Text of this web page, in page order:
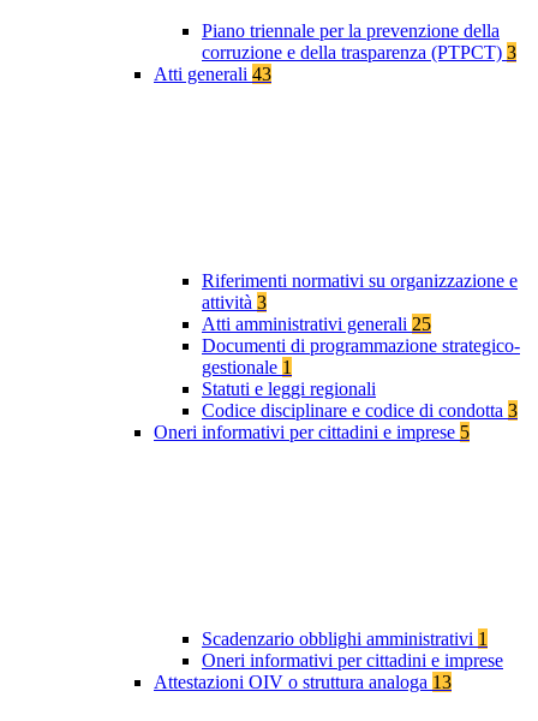
Piano triennale per la prevenzione della
corruzione e della trasparenza (PTPCT) 3
Atti generali 43
Riferimenti normativi su organizzazione e
attività 3
Atti amministrativi generali 25
Documenti di programmazione strategico-
gestionale 1
Statuti e leggi regionali
Codice disciplinare e codice di condotta 3
Oneri informativi per cittadini e imprese 5
Scadenzario obblighi amministrativi 1
Oneri informativi per cittadini e imprese
Attestazioni OIV o struttura analoga 13